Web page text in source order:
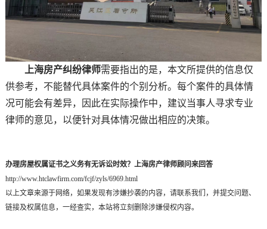
上海房产纠纷律师需要指出的是，本文所提供的信息仅
供参考，不能替代具体案件的个别分析。每个案件的具体情
况可能会有差异，因此在实际操作中，建议当事人寻求专业
律师的意见，以便针对具体情况做出相应的决策。
办理房屋权属证书之义务有无诉讼时效？上海房产律师顾问来回答
http://www.htclawfirm.com/fcjf/zyls/6969.html
以上文章来源于网络，如果发现有涉嫌抄袭的内容，请联系我们，并提交问题、
链接及权属信息，一经查实，本站将立刻删除涉嫌侵权内容。